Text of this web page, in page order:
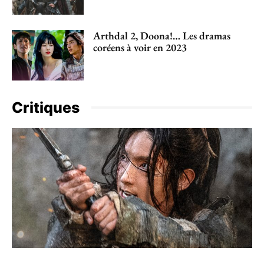
Arthdal 2, Doona!… Les dramas
coréens à voir en 2023
Critiques